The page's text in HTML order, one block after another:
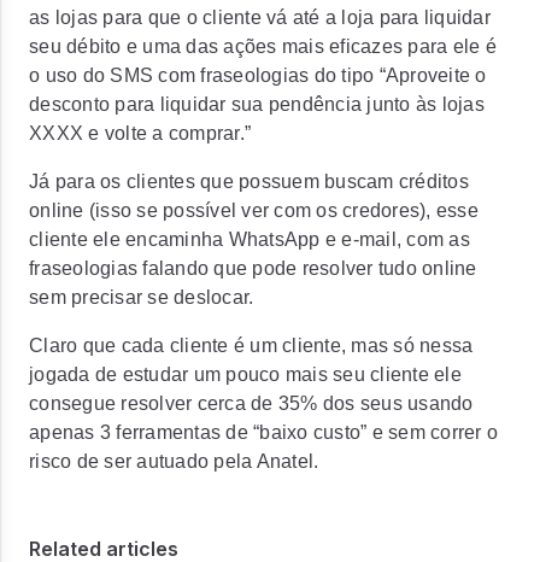
as lojas para que o cliente vá até a loja para liquidar
seu débito e uma das ações mais eficazes para ele é
o uso do SMS com fraseologias do tipo “Aproveite o
desconto para liquidar sua pendência junto às lojas
XXXX e volte a comprar.”
Já para os clientes que possuem buscam créditos
online (isso se possível ver com os credores), esse
cliente ele encaminha WhatsApp e e-mail, com as
fraseologias falando que pode resolver tudo online
sem precisar se deslocar.
Claro que cada cliente é um cliente, mas só nessa
jogada de estudar um pouco mais seu cliente ele
consegue resolver cerca de 35% dos seus usando
apenas 3 ferramentas de “baixo custo” e sem correr o
risco de ser autuado pela Anatel.
Related articles